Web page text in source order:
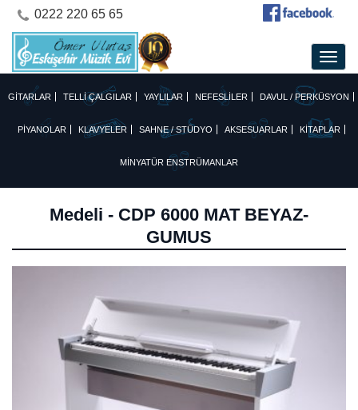
0222 220 65 65
GİTARLAR TELLİ ÇALGILAR YAYLILAR NEFESLİLER DAVUL / PERKÜSYON
PİYANOLAR KLAVYELER SAHNE / STÜDYO AKSESUARLAR KİTAPLAR
MİNYATÜR ENSTRÜMANLAR
Medeli - CDP 6000 MAT BEYAZ-
GUMUS